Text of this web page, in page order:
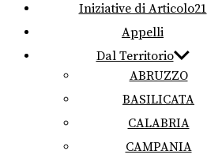
Iniziative di Articolo21
Appelli
Dal Territorio
ABRUZZO
BASILICATA
CALABRIA
CAMPANIA